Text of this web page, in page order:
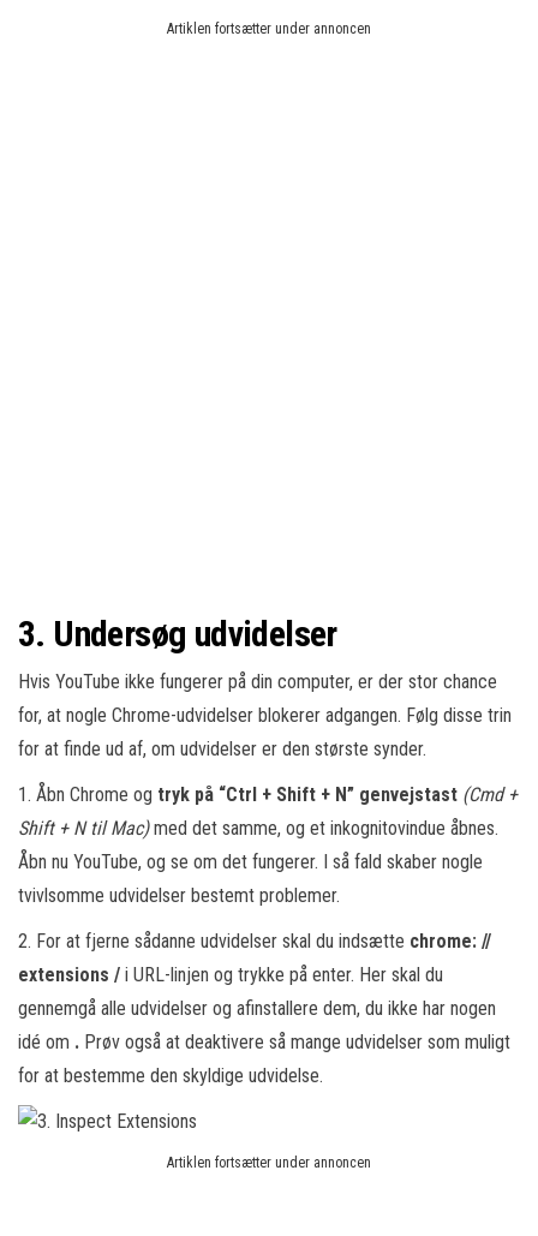
Artiklen fortsætter under annoncen
3. Undersøg udvidelser
Hvis YouTube ikke fungerer på din computer, er der stor chance
for, at nogle Chrome-udvidelser blokerer adgangen. Følg disse trin
for at finde ud af, om udvidelser er den største synder.
1. Åbn Chrome og tryk på “Ctrl + Shift + N” genvejstast (Cmd +
Shift + N til Mac)med det samme, og et inkognitovindue åbnes.
Åbn nu YouTube, og se om det fungerer. I så fald skaber nogle
tvivlsomme udvidelser bestemt problemer.
2. For at fjerne sådanne udvidelser skal du indsætte chrome: //
extensions / i URL-linjen og trykke på enter. Her skal du
gennemgå alle udvidelser og afinstallere dem, du ikke har nogen
idé om . Prøv også at deaktivere så mange udvidelser som muligt
for at bestemme den skyldige udvidelse.
Artiklen fortsætter under annoncen